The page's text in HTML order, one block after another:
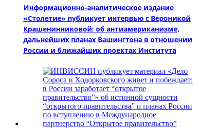
Информационно-аналитическое издание
«Столетие» публикует интервью с Вероникой
Крашенинниковой: об антиамериканизме,
дальнейших планах Вашингтона в отношении
России и ближайших проектах Института